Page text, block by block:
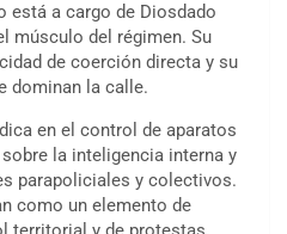
está a cargo de Diosdado
músculo del régimen. Su
de coerción directa y su
dominan la calle.
en el control de aparatos
la inteligencia interna y
parapoliciales y colectivos.
como un elemento de